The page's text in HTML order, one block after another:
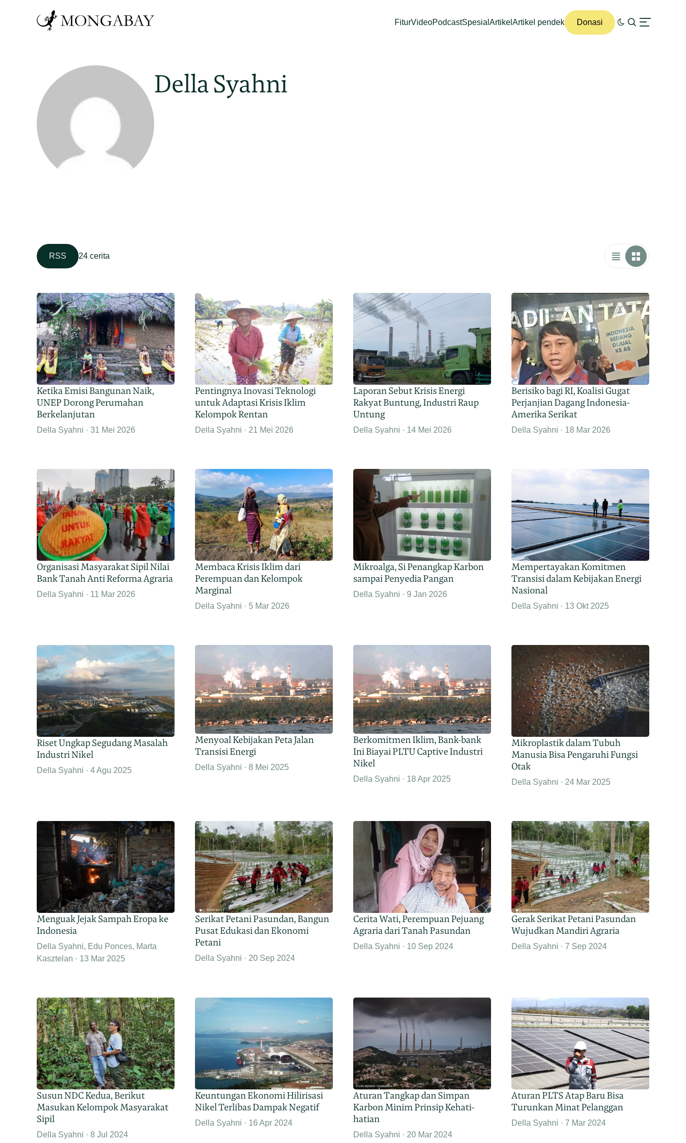
FiturVideoPodcastSpesial Artikel Artikel pendek Donasi
Della Syahni
RSS 24 cerita
Ketika Emisi Bangunan Naik,
UNEP Dorong Perumahan
Berkelanjutan
Della Syahni 31 Mei 2026
Pentingnya Inovasi Teknologi
untuk Adaptasi Krisis Iklim
Kelompok Rentan
Della Syahni 21 Mei 2026
Laporan Sebut Krisis Energi
Rakyat Buntung, Industri Raup
Untung
Della Syahni 14 Mei 2026
Berisiko bagi RI, Koalisi Gugat
Perjanjian Dagang Indonesia-
Amerika Serikat
Della Syahni 18 Mar 2026
Organisasi Masyarakat Sipil Nilai
Bank Tanah Anti Reforma Agraria
Della Syahni 11 Mar 2026
Membaca Krisis Iklim dari
Perempuan dan Kelompok
Marginal
Della Syahni 5 Mar 2026
Mikroalga, Si Penangkap Karbon
sampai Penyedia Pangan
Della Syahni 9 Jan 2026
Mempertayakan Komitmen
Transisi dalam Kebijakan Energi
Nasional
Della Syahni 13 Okt 2025
Riset Ungkap Segudang Masalah
Industri Nikel
Della Syahni 4 Agu 2025
Menyoal Kebijakan Peta Jalan
Transisi Energi
Della Syahni 8 Mei 2025
Berkomitmen Iklim, Bank-bank
Ini Biayai PLTU Captive Industri
Nikel
Della Syahni 18 Apr 2025
Mikroplastik dalam Tubuh
Manusia Bisa Pengaruhi Fungsi
Otak
Della Syahni 24 Mar 2025
Menguak Jejak Sampah Eropa ke
Indonesia
Della Syahni, Edu Ponces, Marta
Kasztelan
13 Mar 2025
Serikat Petani Pasundan, Bangun
Pusat Edukasi dan Ekonomi
Petani
Della Syahni 20 Sep 2024
Cerita Wati, Perempuan Pejuang
Agraria dari Tanah Pasundan
Della Syahni 10 Sep 2024
Gerak Serikat Petani Pasundan
Wujudkan Mandiri Agraria
Della Syahni 7 Sep 2024
Susun NDC Kedua, Berikut
Masukan Kelompok Masyarakat
Sipil
Della Syahni 8 Jul 2024
Keuntungan Ekonomi Hilirisasi
Nikel Terlibas Dampak Negatif
Della Syahni 16 Apr 2024
Aturan Tangkap dan Simpan
Karbon Minim Prinsip Kehati-
hatian
Della Syahni 20 Mar 2024
Aturan PLTS Atap Baru Bisa
Turunkan Minat Pelanggan
Della Syahni 7 Mar 2024